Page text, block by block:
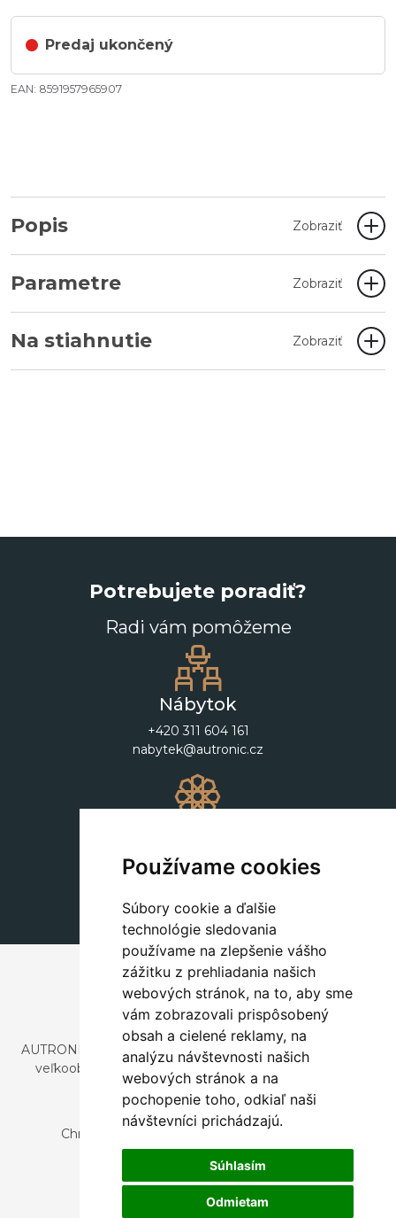
Používame cookies
Súbory cookie a ďalšie
technológie sledovania
používame na zlepšenie vášho
zážitku z prehliadania našich
webových stránok, na to, aby sme
vám zobrazovali prispôsobený
obsah a cielené reklamy, na
analýzu návštevnosti našich
webových stránok a na
pochopenie toho, odkiaľ naši
návštevníci prichádzajú.
Súhlasím
Odmietam
Predaj ukončený
EAN: 8591957965907
Popis Zobraziť
Parametre Zobraziť
Na stiahnutie Zobraziť
Potrebujete poradiť?
Radi vám pomôžeme
Nábytok
+420 311 604 161
nabytek@autronic.cz
+420 311 604 182
dekorace@autronic.cz
AUTRONIC, s.r.o. je spoločnosť zaoberajúca sa dovozom a
veľkoobchodným predajom dizajnového aj štýlového
nábytku a dekorácií.
Česká republika
Chrustenice 270, 267 12 Loděnice u Berouna
Slovensko
Nová 366, 032 02 Závažná Poruba